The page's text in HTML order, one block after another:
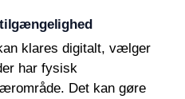
klares digitalt, vælger
har fysisk
Det kan gøre